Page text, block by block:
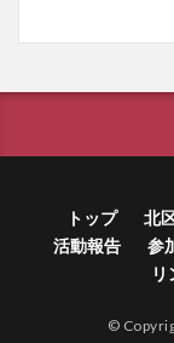
トップ 北
活動報告
参
リ
©